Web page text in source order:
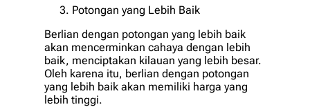
Potongan yang Lebih Baik
Berlian dengan potongan yang lebih baik
akan mencerminkan cahaya dengan lebih
baik, menciptakan kilauan yang lebih besar.
Oleh karena itu, berlian dengan potongan
yang lebih baik akan memiliki harga yang
lebih tinggi.